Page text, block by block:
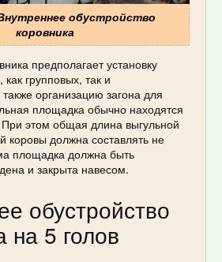
обустройство
коровника
предполагает установку
групповых, так и
организацию загона для
площадка обычно находятся
этом общая длина выгульной
коровы должна составлять не
площадка должна быть
и закрыта навесом.
обустройство
на 5 голов